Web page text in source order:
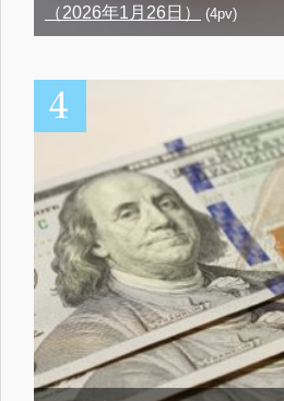
（2026年1月26日）
(4pv)